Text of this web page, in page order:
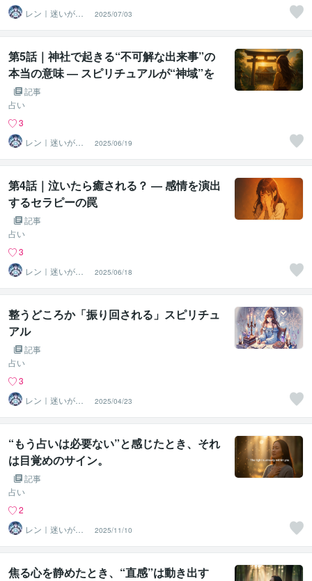
レン｜迷いが自
信に変わる魂の
守護霊鑑定
2025/07/03
第5話｜神社で起きる“不可解な出来事”の
本当の意味 ― スピリチュアルが“神域”を
壊すとき
記事
占い
3
レン｜迷いが自
信に変わる魂の
守護霊鑑定
2025/06/19
第4話｜泣いたら癒される？ ― 感情を演出
するセラピーの罠
記事
占い
3
レン｜迷いが自
信に変わる魂の
守護霊鑑定
2025/06/18
整うどころか「振り回される」スピリチュ
アル
記事
占い
3
レン｜迷いが自
信に変わる魂の
守護霊鑑定
2025/04/23
“もう占いは必要ない”と感じたとき、それ
は目覚めのサイン。
記事
占い
2
レン｜迷いが自
信に変わる魂の
守護霊鑑定
2025/11/10
焦る心を静めたとき、“直感”は動き出す